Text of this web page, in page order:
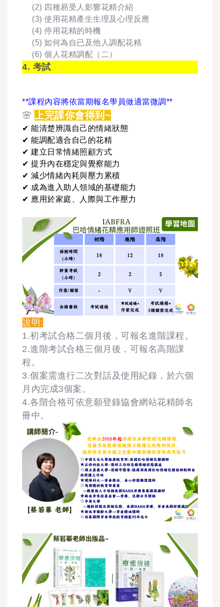
(2) 四種易受人影響花精介紹
(3) 使用花精產生生理及心理反應
(4) 停用花精的時機
(5) 如何為自已及他人調配花精
(6) 個人花精調配（二）
4. 考試
**課程內容將依當期報名學員做適當微調**
🌸 上完課你會得到~
✔ 能清楚辨識自己的情緒狀態
✔ 能調配適合自己的花精
✔ 建立日常情緒照顧方式
✔ 提升內在穩定與覺察能力
✔ 減少情緒內耗與壓力累積
✔ 成為進入助人領域的基礎能力
✔ 應用於家庭、人際與工作壓力
說明:
1.初考試合格二個月後，可報名進階課程。
2.進階考試合格三個月後，可報名高階課
程。
3.個案需進行二次對話及使用紀錄，於六個
月內完成3個案。
4.各階合格可依意願登錄協會網站花精師名
冊中。